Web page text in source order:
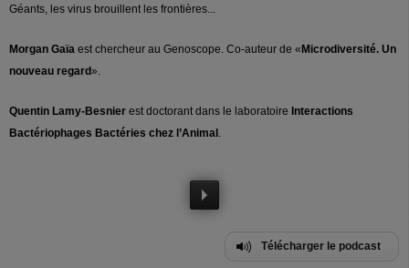
Géants, les virus brouillent les frontières...
Morgan Gaïa est chercheur au Genoscope. Co-auteur de « Microdiversité. Un
nouveau regard».
Quentin Lamy-Besnier est doctorant dans le laboratoire Interactions
Bactériophages Bactéries chez l’Animal .
Télécharger le podcast